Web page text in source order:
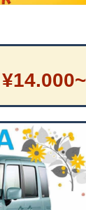
¥14.000~